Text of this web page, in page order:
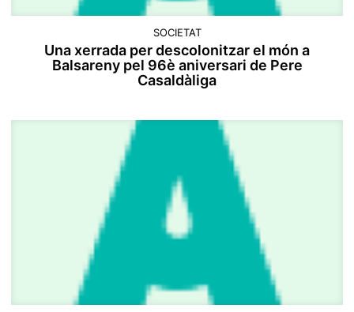
SOCIETAT
Una xerrada per descolonitzar el món a
Balsareny pel 96è aniversari de Pere
Casaldàliga